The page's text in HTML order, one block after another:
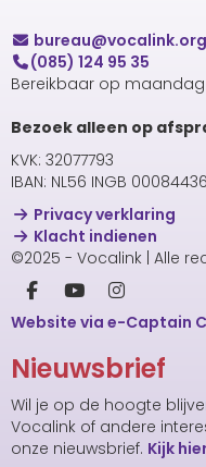
uaerub@vocalink.org
(085) 124 95 35
Bereikbaar op maandag
Bezoek alleen op
KVK: 32077793
IBAN: NL56 INGB
Privacy verklaring
Klacht indienen
©2025 - Vocalink | Alle
Website via e-Captain
Nieuwsbrief
Wil je op de hoogte
Vocalink of andere
onze nieuwsbrief. Kijk